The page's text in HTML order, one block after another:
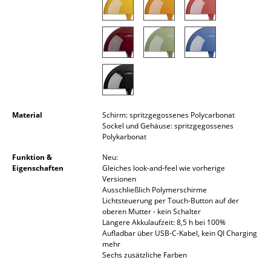
Nachttische & Bettzubehör
Uhren
Figuren & Miniaturen
Aufbewahrungsboxen
Material
Schirm: spritzgegossenes Polycarbonat
Sockel und Gehäuse: spritzgegossenes
Polykarbonat
Funktion &
Eigenschaften
Neu:
Gleiches look-and-feel wie vorherige
Versionen
Ausschließlich Polymerschirme
Lichtsteuerung per Touch-Button auf der
oberen Mutter - kein Schalter
Längere Akkulaufzeit: 8,5 h bei 100%
Aufladbar über USB-C-Kabel, kein QI Charging
mehr
Sechs zusätzliche Farben